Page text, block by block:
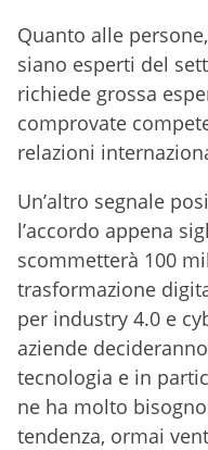
Quanto alle
siano esperti del
richiede grossa
comprovate
relazioni
Un’altro segnale
l’accordo appena
scommetterà 100
trasformazione
per industry 4.0 e
aziende
tecnologia e in
ne ha molto
tendenza, ormai